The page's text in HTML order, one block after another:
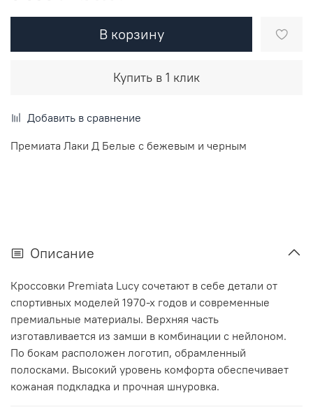
В корзину
Купить в 1 клик
Добавить в сравнение
Премиата Лаки Д Белые с бежевым и черным
Описание
Кроссовки Premiata Lucy сочетают в себе детали от
спортивных моделей 1970-х годов и современные
премиальные материалы. Верхняя часть
изготавливается из замши в комбинации с нейлоном.
По бокам расположен логотип, обрамленный
полосками. Высокий уровень комфорта обеспечивает
кожаная подкладка и прочная шнуровка.